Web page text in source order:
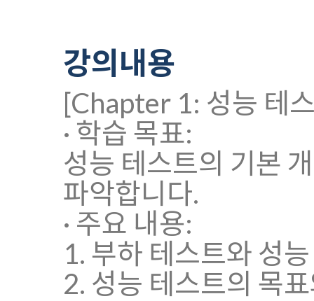
강의내용
[Chapter 1: 성능 테
· 학습 목표:
성능 테스트의 기본
파악합니다.
· 주요 내용:
1. 부하 테스트와 성
2. 성능 테스트의 목